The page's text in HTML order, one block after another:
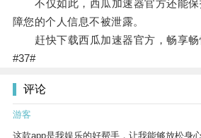
不仅如此，西瓜加速器官方还能保
障您的个人信息不被泄露。
赶快下载西瓜加速器官方，畅享畅
#37#
评论
游客
这款app是我娱乐的好帮手，让我能够放松身